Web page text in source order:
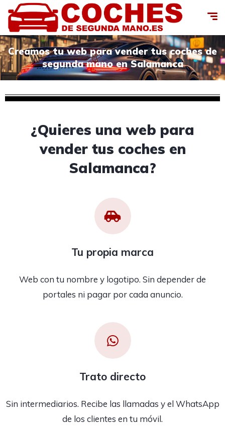
Creamos tu web para vender tus coches de
segunda mano en Salamanca
¿Quieres una web para
vender tus coches en
Salamanca?
Tu propia marca
Web con tu nombre y logotipo. Sin depender de
portales ni pagar por cada anuncio.
Trato directo
Sin intermediarios. Recibe las llamadas y el WhatsApp
de los clientes en tu móvil.